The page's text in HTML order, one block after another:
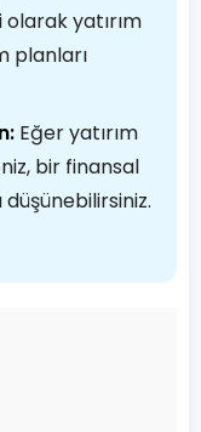
olarak yatırım
planları
Eğer yatırım
bir finansal